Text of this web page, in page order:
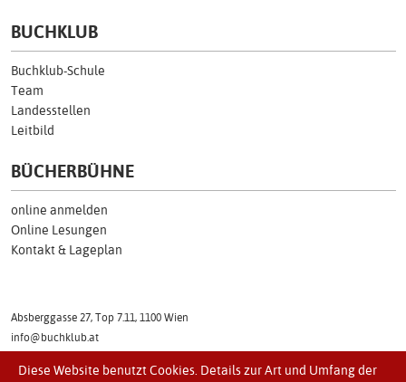
Diese Website benutzt Cookies. Details zur Art und Umfang der
BUCHKLUB
Buchklub-Schule
Team
Landesstellen
Leitbild
BÜCHERBÜHNE
online anmelden
Online Lesungen
Kontakt & Lageplan
Absberggasse 27, Top 7.11, 1100 Wien
info@buchklub.at